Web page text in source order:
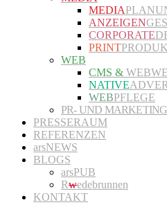
MEDIA
ANZEIGEN
CORPORATE
PRINT
WEB
CMS &
NATIVE
WEBPFLEGE
PR- UND
PRESSERAUM
REFERENZEN
arsNEWS
BLOGS
arsPUB
Rwedebrunnen
KONTAKT